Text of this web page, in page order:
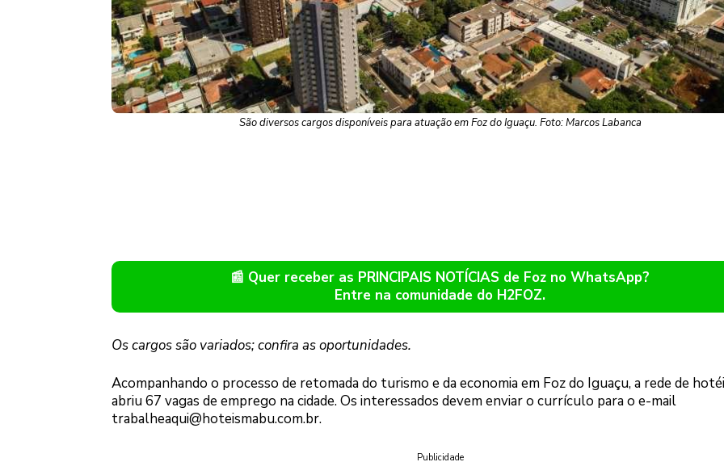
São diversos cargos disponíveis para atuação em Foz do Iguaçu. Foto: Marcos Labanca
📰 Quer receber as PRINCIPAIS NOTÍCIAS de Foz no WhatsApp?
Entre na comunidade do H2FOZ.
Os cargos são variados; confira as oportunidades.
Acompanhando o processo de retomada do turismo e da economia em Foz do Iguaçu, a rede de
abriu 67 vagas de emprego na cidade. Os interessados devem enviar o currículo para o e-mail
trabalheaqui@hoteismabu.com.br.
Publicidade